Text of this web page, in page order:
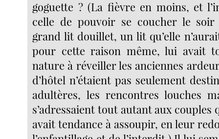
goguette ? (La fièvre en moins, et
celle de pouvoir se coucher le
grand lit douillet, un lit qu’elle
pour cette raison même, lui avait
nature à réveiller les anciennes
d’hôtel n’étaient pas seulement
adultères, les rencontres louches
s’adressaient tout autant aux couples
avait tendance à assoupir, en leur